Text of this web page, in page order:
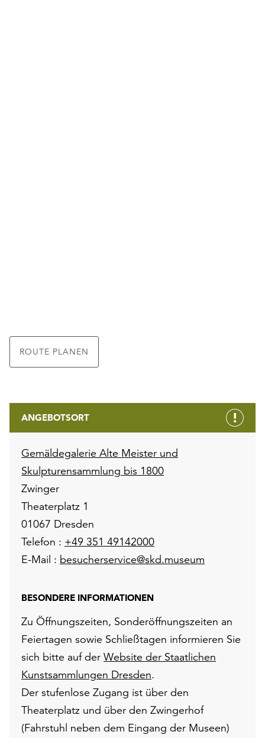
ROUTE PLANEN
ANGEBOTSORT
Gemäldegalerie Alte Meister und
Skulpturensammlung bis 1800
Zwinger
Theaterplatz 1
01067 Dresden
Telefon : +49 351 49142000
E-Mail : besucherservice@skd.museum
BESONDERE INFORMATIONEN
Zu Öffnungszeiten, Sonderöffnungszeiten an
Feiertagen sowie Schließtagen informieren Sie
sich bitte auf der Website der Staatlichen
Kunstsammlungen Dresden.
Der stufenlose Zugang ist über den
Theaterplatz und über den Zwingerhof
(Fahrstuhl neben dem Eingang der Museen)